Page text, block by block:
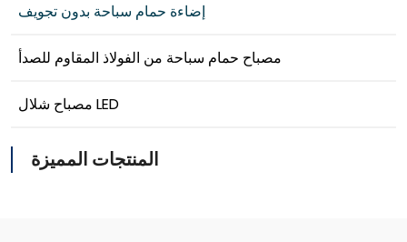
إضاءة حمام سباحة بدون تجويف
مصباح حمام سباحة من الفولاذ المقاوم للصدأ
مصباح شلال LED
المنتجات المميزة